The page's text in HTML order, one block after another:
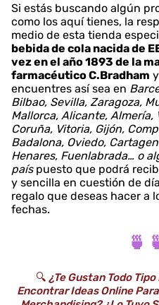
Si estás buscando algún
como los aquí tienes, la
medio de esta tienda
bebida de cola nacida de
vez en el año 1893 de la
farmacéutico C.Bradham
encuentres así sea en
Bilbao, Sevilla, Zaragoza,
Mallorca, Alicante, Almería,
Coruña, Vitoria, Gijón,
Badalona, Oviedo,
Henares, Fuenlabrada… o
paíspuesto que podrá
y sencilla en cuestión de
regalo que deseas hacer a
fechas.
🍵
🔍 ¿Te Gustan Todo
Encontrar Ideas Online